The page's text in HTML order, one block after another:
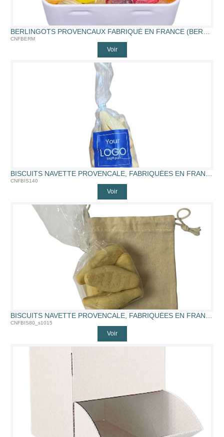
BERLINGOTS PROVENCAUX FABRIQUÉ EN FRANCE (BERLINGOT EN BOITE)
CNFBERM
Voir
BISCUITS NAVETTE PROVENCALE, FABRIQUÉES EN FRANCE (140G)
CNFBIS140
Voir
BISCUITS NAVETTE PROVENCALE, FABRIQUÉES EN FRANCE (NAVETTE 80G SAC10X15CM)
CNFBIS80_s1015
Voir